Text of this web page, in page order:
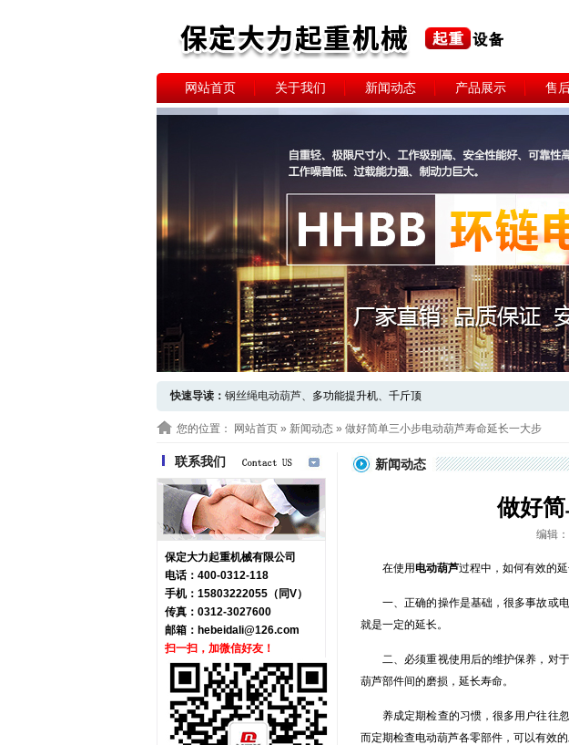
网站首页 关于我们 新闻动态 产品展示 售
快速导读： 钢丝绳电动葫芦、 多功能提升机、 千斤顶
您的位置： 网站首页 » 新闻动态 » 做好简单三小步电动葫芦寿命延长一大步
联系我们
保定大力起重机械有限公司
电话：400-0312-118
手机：15803222055（同V）
传真：0312-3027600
邮箱： hebeidali@126.com
扫一扫，加微信好友！
新闻动态
做好
编辑
在使用电动葫芦过程中，如何有效的
一、正确的操作是基础，很多事故或
就是一定的延长。
二、必须重视使用后的维护保养，对
葫芦部件间的磨损，延长寿命。
养成定期检查的习惯，很多用户往往
而定期检查电动葫芦各零部件，可以有效